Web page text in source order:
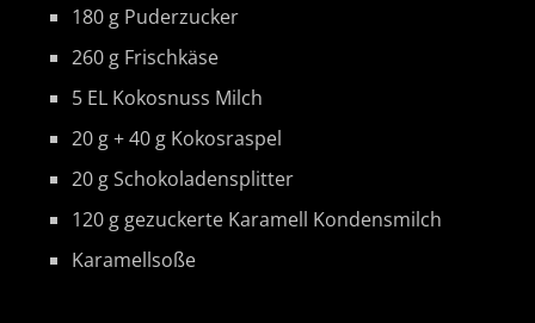
180 g Puderzucker
260 g Frischkäse
5 EL Kokosnuss Milch
20 g + 40 g Kokosraspel
20 g Schokoladensplitter
120 g gezuckerte Karamell Kondensmilch
Karamellsoße